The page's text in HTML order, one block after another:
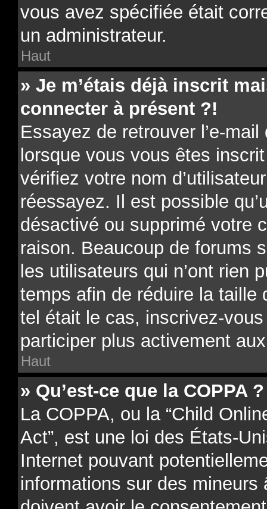
vous avez spécifiée était
un administrateur.
Haut
» Je m’étais déjà inscrit
connecter à présent ?!
Essayez de retrouver l’e-
lorsque vous vous êtes
vérifiez votre nom
réessayez. Il est possible
désactivé ou supprimé votre
raison. Beaucoup de forums
les utilisateurs qui n’ont rien
temps afin de réduire la taille
tel était le cas, inscrivez-
participer plus activement
Haut
» Qu’est-ce que la COPPA ?
La COPPA, ou la “Child
Act”, est une loi des États-
Internet pouvant
informations sur des